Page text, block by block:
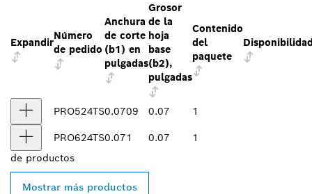
Expandir
Número
de pedido
Anchura
de corte
(b1) en
pulgadas
Grosor
de la
hoja
base
(b2),
pulgadas
Contenido
del
paquete
PRO524TS0.0709 0.07 1
PRO624TS0.071 0.07
1
de productos
Mostrar más productos